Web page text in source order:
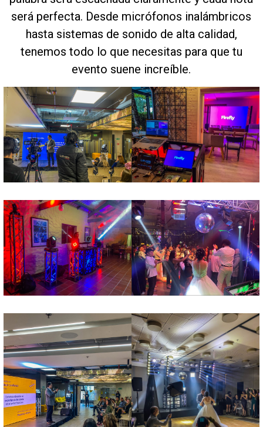
será perfecta. Desde micrófonos inalámbricos
hasta sistemas de sonido de alta calidad,
tenemos todo lo que necesitas para que tu
evento suene increíble.